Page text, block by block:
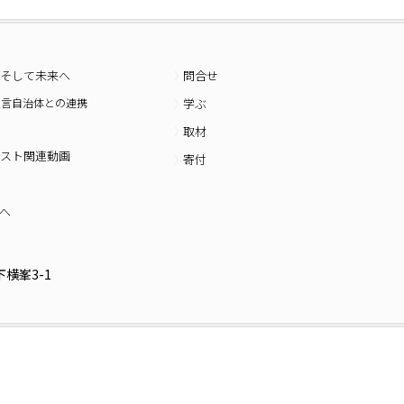
して未来へ
自治体との連携
ト関連動画
問合せ
学ぶ
取材
寄付
横峯3-1